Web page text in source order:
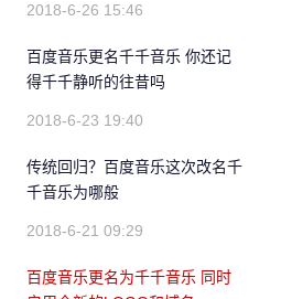
2018-6-26 15:46
百度音乐更名千千音乐 你还记
得千千静听的往昔吗
2018-6-23 19:40
传统回归？百度音乐这次改名千
千音乐为哪般
2018-6-21 09:29
百度音乐更名为千千音乐 同时